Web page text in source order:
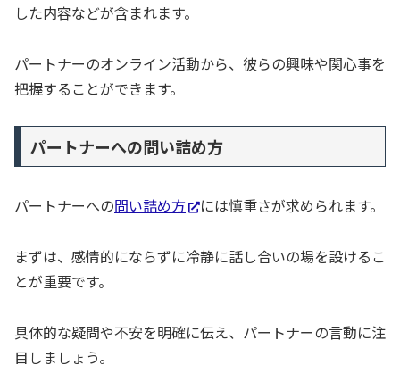
した内容などが含まれます。
パートナーのオンライン活動から、彼らの興味や関心事を
把握することができます。
パートナーへの問い詰め方
パートナーへの問い詰め方 には慎重さが求められます。
まずは、感情的にならずに冷静に話し合いの場を設けるこ
とが重要です。
具体的な疑問や不安を明確に伝え、パートナーの言動に注
目しましょう。